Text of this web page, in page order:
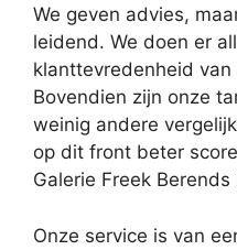
We geven advies,
leidend. We doen er
klanttevredenheid van
Bovendien zijn onze
weinig andere
op dit front beter
Galerie Freek Berends
Onze service is van